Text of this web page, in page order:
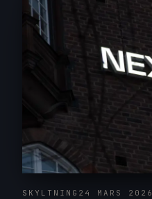
SKYLTNING 24 MARS 2026